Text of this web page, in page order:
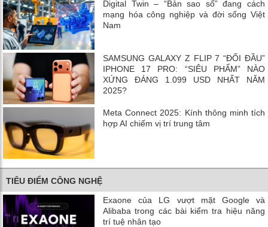
Digital Twin – “Bản sao số” đang cách
mạng hóa công nghiệp và đời sống Việt
Nam
SAMSUNG GALAXY Z FLIP 7 “ĐỐI ĐẦU”
IPHONE 17 PRO: “SIÊU PHẨM” NÀO
XỨNG ĐÁNG 1.099 USD NHẤT NĂM
2025?
Meta Connect 2025: Kính thông minh tích
hợp AI chiếm vị trí trung tâm
TIÊU ĐIỂM CÔNG NGHỆ
Exaone của LG vượt mặt Google và
Alibaba trong các bài kiểm tra hiệu năng
trí tuệ nhân tạo